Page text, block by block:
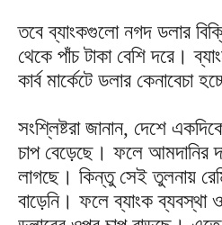
তবে ব্যাংকগুলো নগদ ডলার
থেকে পাঁচ টাকা বেশি দরে।
কার্ব মার্কেটে ডলার কেনাবেচা
সংশ্লিষ্টরা জানান, দেশে
চাপ বেড়েছে। ফলে আমদানির
লাগছে। কিন্তু সেই তুলনায়
বাড়েনি। ফলে ব্যাংক ব্যবস্থা ও